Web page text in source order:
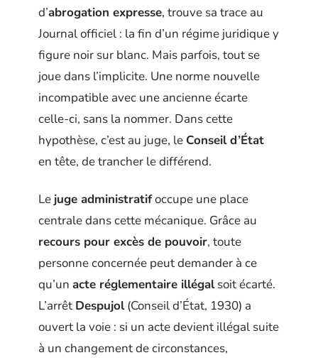
d’abrogation expresse, trouve sa trace au
Journal officiel : la fin d’un régime juridique y
figure noir sur blanc. Mais parfois, tout se
joue dans l’implicite. Une norme nouvelle
incompatible avec une ancienne écarte
celle-ci, sans la nommer. Dans cette
hypothèse, c’est au juge, le Conseil d’État
en tête, de trancher le différend.
Le juge administratifoccupe une place
centrale dans cette mécanique. Grâce au
recours pour excès de pouvoir, toute
personne concernée peut demander à ce
qu’un acte réglementaire illégalsoit écarté.
L’arrêt Despujol(Conseil d’État, 1930) a
ouvert la voie : si un acte devient illégal suite
à un changement de circonstances,